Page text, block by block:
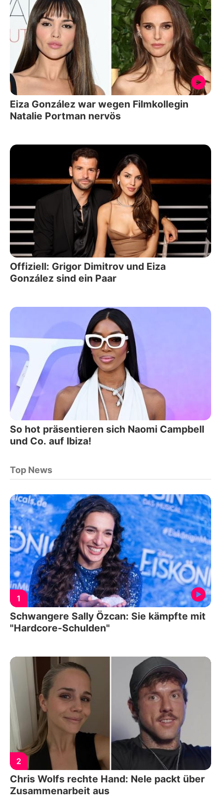
Eiza González war wegen Filmkollegin
Natalie Portman nervös
Offiziell: Grigor Dimitrov und Eiza
González sind ein Paar
So hot präsentieren sich Naomi Campbell
und Co. auf Ibiza!
Top News
1
Schwangere Sally Özcan: Sie kämpfte mit
"Hardcore-Schulden"
2
Chris Wolfs rechte Hand: Nele packt über
Zusammenarbeit aus